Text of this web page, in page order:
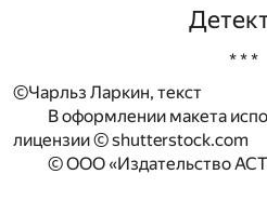
* * *
©Чарльз Ларкин, текст
В оформлении макета
лицензии © shutterstock.com
© ООО «Издательство